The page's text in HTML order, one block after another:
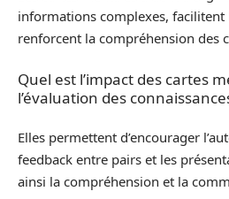
informations complexes,
renforcent la compréhension des
Quel est l’impact des cartes
l’évaluation des
Elles permettent d’encourager
feedback entre pairs et les
ainsi la compréhension et la